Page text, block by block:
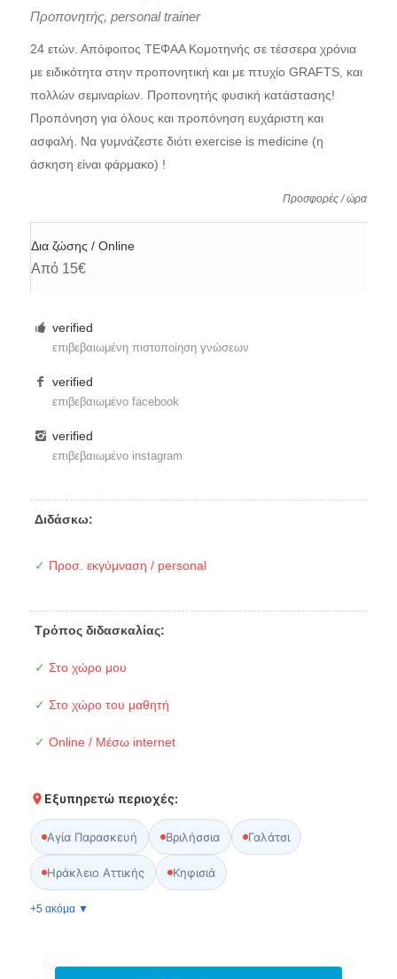
Προπονητής, personal trainer
24 ετών. Απόφοιτος ΤΕΦΑΑ Κομοτηνής σε τέσσερα χρόνια
με ειδικότητα στην προπονητική και με πτυχίο GRAFTS, και
πολλών σεμιναρίων. Προπονητής φυσική κατάστασης!
Προπόνηση για όλους και προπόνηση ευχάριστη και
ασφαλή. Να γυμνάζεστε διότι exercise is medicine (η
άσκηση είναι φάρμακο) !
Προσφορές / ώρα
Δια ζώσης / Online
Από 15€
verified
επιβεβαιωμένη πιστοποίηση γνώσεων
verified
επιβεβαιωμένο facebook
verified
επιβεβαιωμένο instagram
Διδάσκω:
✓ Προσ. εκγύμναση / personal
Τρόπος διδασκαλίας:
✓ Στο χώρο μου
✓ Στο χώρο του μαθητή
✓ Online / Μέσω internet
Εξυπηρετώ περιοχές:
Αγία Παρασκευή Βριλήσσια Γαλάτσι
Ηράκλειο Αττικής Κηφισιά
+5 ακόμα ▼